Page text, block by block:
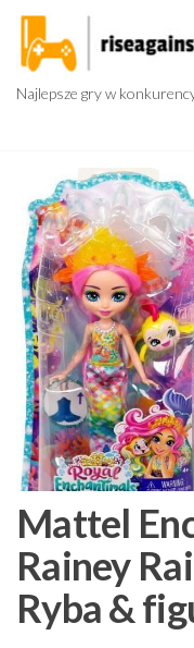
Przejdź
treści
Najlepsze gry w
Mattel
Rainey
Ryba &